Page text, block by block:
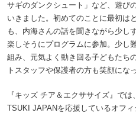
サギのダンクシュート」など、遊び
いきました。初めてのことに最初は
も、内海さんの話を聞きながら少し
楽しそうにプログラムに参加。少し
組み、元気よく動き回る子どもたち
トスタッフや保護者の方も笑顔にな
『キッズ チア＆エクササイズ』で
TSUKI JAPANを応援しているオフ